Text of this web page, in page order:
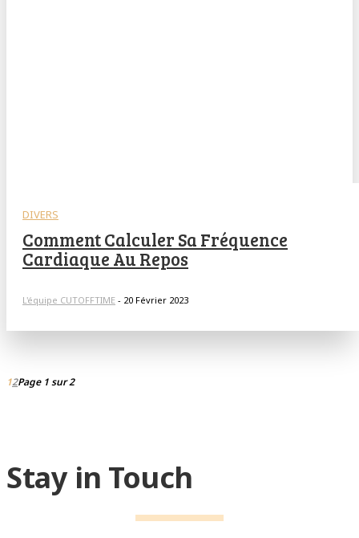
DIVERS
Comment Calculer Sa Fréquence
Cardiaque Au Repos
L'équipe CUTOFFTIME - 20 Février 2023
12Page 1 sur 2
Stay in Touch